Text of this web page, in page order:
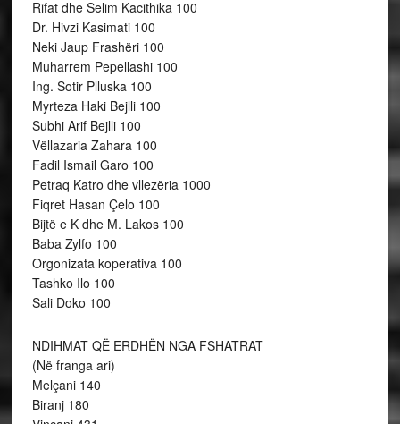
Rifat dhe Selim Kacithika 100
Dr. Hivzi Kasimati 100
Neki Jaup Frashëri 100
Muharrem Pepellashi 100
Ing. Sotir Plluska 100
Myrteza Haki Bejlli 100
Subhi Arif Bejlli 100
Vëllazaria Zahara 100
Fadil Ismail Garo 100
Petraq Katro dhe vllezëria 1000
Fiqret Hasan Çelo 100
Bijtë e K dhe M. Lakos 100
Baba Zylfo 100
Orgonizata koperativa 100
Tashko Ilo 100
Sali Doko 100
NDIHMAT QË ERDHËN NGA FSHATRAT
(Në franga ari)
Melçani 140
Biranj 180